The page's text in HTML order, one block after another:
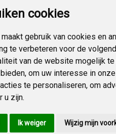
cookies
gebruik van cookies en
te verbeteren voor de
van de website mogelijk te
, om uw interesse in
te personaliseren, om
u zijn.
Ik weiger Wijzig mijn